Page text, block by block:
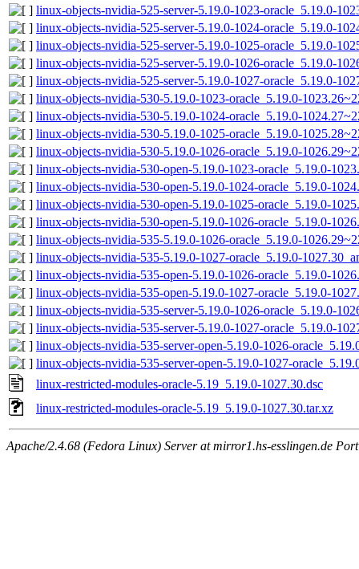
linux-objects-nvidia-525-server-5.19.0-1023-oracle_5.19.0-
linux-objects-nvidia-525-server-5.19.0-1024-oracle_5.19.0-
linux-objects-nvidia-525-server-5.19.0-1025-oracle_5.19.0-
linux-objects-nvidia-525-server-5.19.0-1026-oracle_5.19.0-
linux-objects-nvidia-525-server-5.19.0-1027-oracle_5.19.0-
linux-objects-nvidia-530-5.19.0-1023-oracle_5.19.0-
linux-objects-nvidia-530-5.19.0-1024-oracle_5.19.0-
linux-objects-nvidia-530-5.19.0-1025-oracle_5.19.0-
linux-objects-nvidia-530-5.19.0-1026-oracle_5.19.0-
linux-objects-nvidia-530-open-5.19.0-1023-oracle_5.19.0-
linux-objects-nvidia-530-open-5.19.0-1024-oracle_5.19.0-
linux-objects-nvidia-530-open-5.19.0-1025-oracle_5.19.0-
linux-objects-nvidia-530-open-5.19.0-1026-oracle_5.19.0-
linux-objects-nvidia-535-5.19.0-1026-oracle_5.19.0-
linux-objects-nvidia-535-5.19.0-1027-oracle_5.19.0-
linux-objects-nvidia-535-open-5.19.0-1026-oracle_5.19.0-
linux-objects-nvidia-535-open-5.19.0-1027-oracle_5.19.0-
linux-objects-nvidia-535-server-5.19.0-1026-oracle_5.19.0-
linux-objects-nvidia-535-server-5.19.0-1027-oracle_5.19.0-
linux-objects-nvidia-535-server-open-5.19.0-1026-
linux-objects-nvidia-535-server-open-5.19.0-1027-
linux-restricted-modules-oracle-5.19_5.19.0-1027.30.dsc
linux-restricted-modules-oracle-5.19_5.19.0-1027.30.tar.xz
Apache/2.4.68 (Fedora Linux) Server at mirror1.hs-esslingen.de